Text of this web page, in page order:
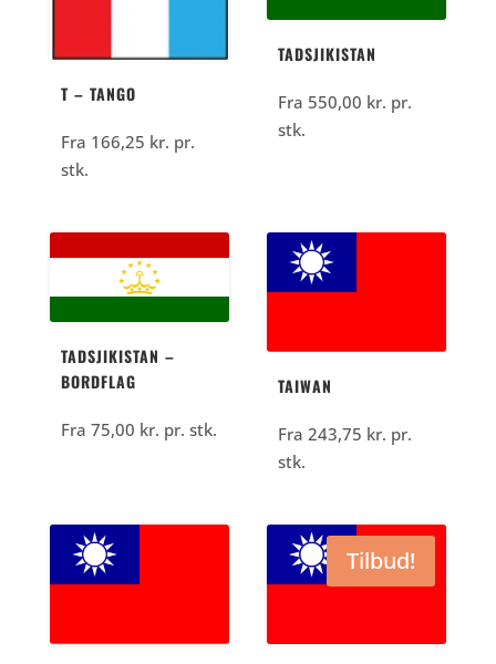
T – TANGO
Fra 166,25 kr. pr.
stk.
TADSJIKISTAN
Fra 550,00 kr. pr.
stk.
TADSJIKISTAN –
BORDFLAG
Fra 75,00 kr. pr. stk.
TAIWAN
Fra 243,75 kr. pr.
stk.
Tilbud!